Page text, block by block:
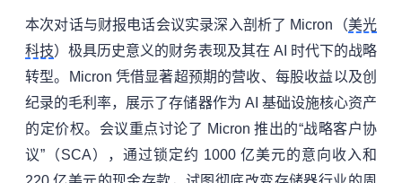
本次对话与财报电话会议实录深入剖析了 Micron（美光
科技）极具历史意义的财务表现及其在 AI 时代下的战略
转型。Micron 凭借显著超预期的营收、每股收益以及创
纪录的毛利率，展示了存储器作为 AI 基础设施核心资产
的定价权。会议重点讨论了 Micron 推出的“战略客户协
议”（SCA），通过锁定约 1000 亿美元的意向收入和